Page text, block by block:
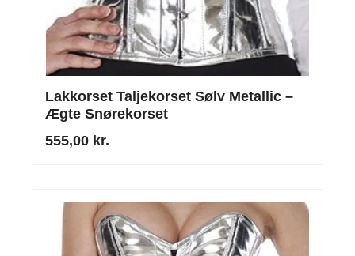
Lakkorset Taljekorset Sølv Metallic –
Ægte Snørekorset
555,00 kr.